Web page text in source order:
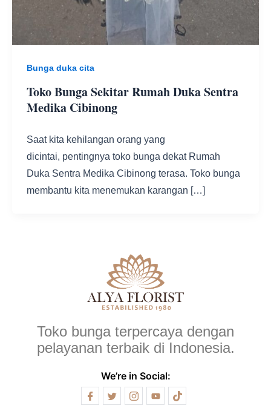
Bunga duka cita
Toko Bunga Sekitar Rumah Duka Sentra
Medika Cibinong
Saat kita kehilangan orang yang
dicintai, pentingnya toko bunga dekat Rumah
Duka Sentra Medika Cibinong terasa. Toko bunga
membantu kita menemukan karangan […]
Toko bunga terpercaya dengan
pelayanan terbaik di Indonesia.
We’re in Social: